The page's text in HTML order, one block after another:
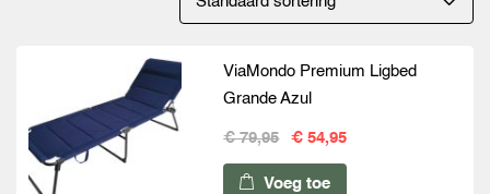
ViaMondo Premium Ligbed
Grande Azul
€ 79,95 € 54,95
Voeg toe